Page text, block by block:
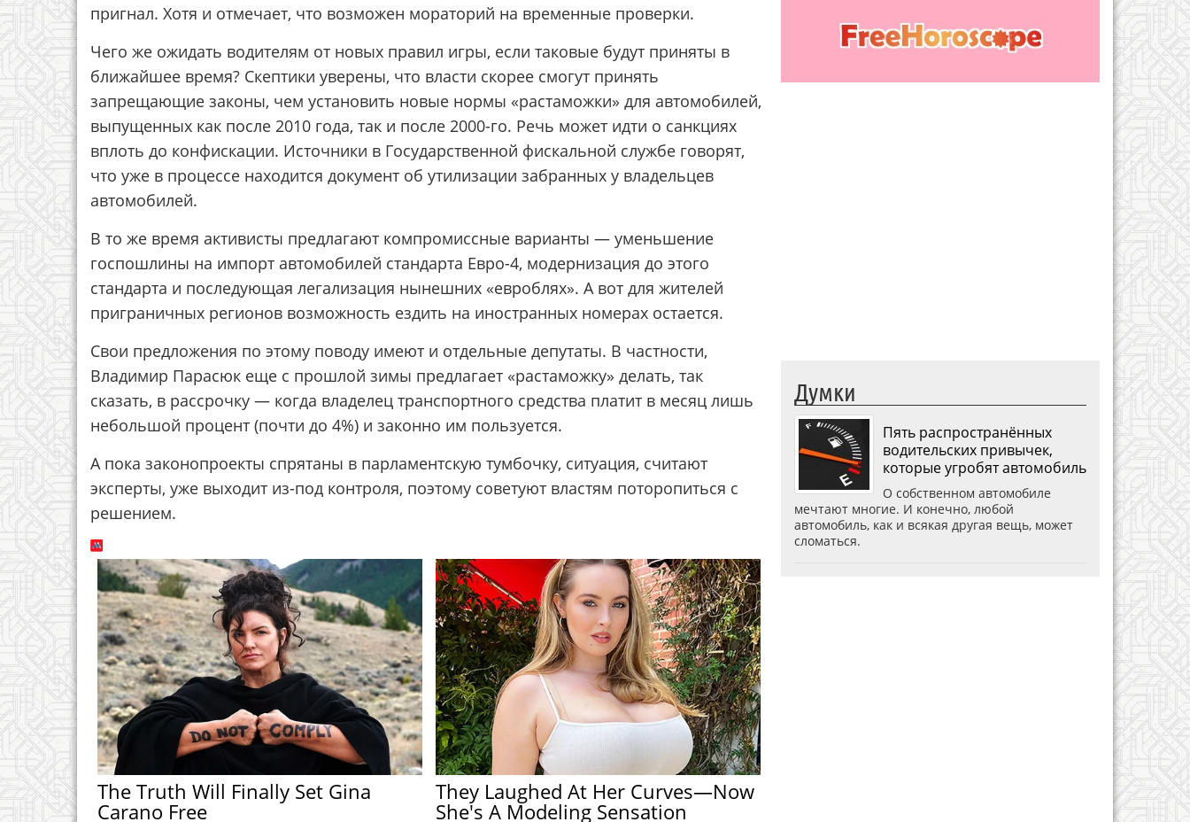
пригнал. Хотя и отмечает, что возможен мораторий на временные проверки.
Чего же ожидать водителям от новых правил игры, если таковые будут приняты в
ближайшее время? Скептики уверены, что власти скорее смогут принять
запрещающие законы, чем установить новые нормы «растаможки» для автомобилей,
выпущенных как после 2010 года, так и после 2000-го. Речь может идти о санкциях
вплоть до конфискации. Источники в Государственной фискальной службе говорят,
что уже в процессе находится документ об утилизации забранных у владельцев
автомобилей.
В то же время активисты предлагают компромиссные варианты — уменьшение
госпошлины на импорт автомобилей стандарта Евро-4, модернизация до этого
стандарта и последующая легализация нынешних «евроблях». А вот для жителей
приграничных регионов возможность ездить на иностранных номерах остается.
Свои предложения по этому поводу имеют и отдельные депутаты. В частности,
Владимир Парасюк еще с прошлой зимы предлагает «растаможку» делать, так
сказать, в рассрочку — когда владелец транспортного средства платит в месяц лишь
небольшой процент (почти до 4%) и законно им пользуется.
А пока законопроекты спрятаны в парламентскую тумбочку, ситуация, считают
эксперты, уже выходит из-под контроля, поэтому советуют властям поторопиться с
решением.
The Truth Will Finally Set Gina
Carano Free
They Laughed At Her Curves—Now
She's A Modeling Sensation
Думки
Пять распространённых
водительских привычек,
которые угробят автомобиль
О собственном автомобиле
мечтают многие. И конечно, любой
автомобиль, как и всякая другая вещь, может
сломаться.